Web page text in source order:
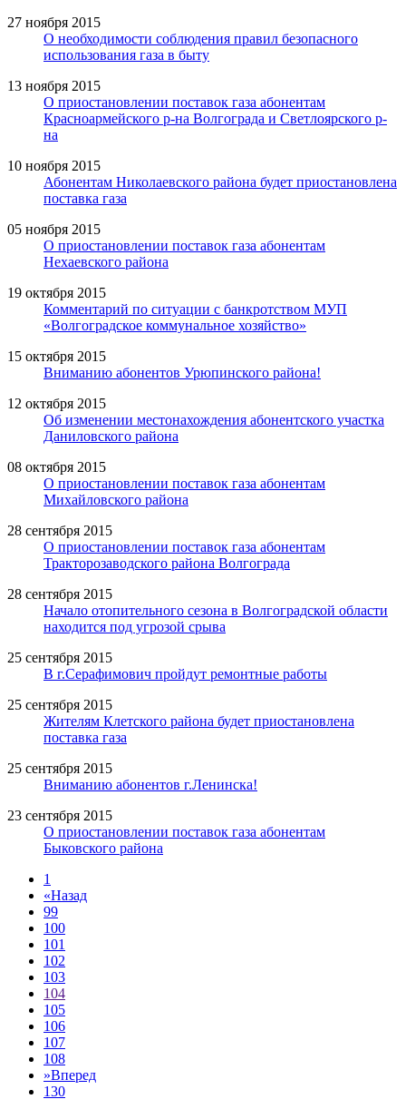
27 ноября 2015
О необходимости соблюдения правил безопасного
использования газа в быту
13 ноября 2015
О приостановлении поставок газа абонентам
Красноармейского р-на Волгограда и Светлоярского р-
на
10 ноября 2015
Абонентам Николаевского района будет приостановлена
поставка газа
05 ноября 2015
О приостановлении поставок газа абонентам
Нехаевского района
19 октября 2015
Комментарий по ситуации с банкротством МУП
«Волгоградское коммунальное хозяйство»
15 октября 2015
Вниманию абонентов Урюпинского района!
12 октября 2015
Об изменении местонахождения абонентского участка
Даниловского района
08 октября 2015
О приостановлении поставок газа абонентам
Михайловского района
28 сентября 2015
О приостановлении поставок газа абонентам
Тракторозаводского района Волгограда
28 сентября 2015
Начало отопительного сезона в Волгоградской области
находится под угрозой срыва
25 сентября 2015
В г.Серафимович пройдут ремонтные работы
25 сентября 2015
Жителям Клетского района будет приостановлена
поставка газа
25 сентября 2015
Вниманию абонентов г.Ленинска!
23 сентября 2015
О приостановлении поставок газа абонентам
Быковского района
1
«Назад
99
100
101
102
103
104
105
106
107
108
»Вперед
130